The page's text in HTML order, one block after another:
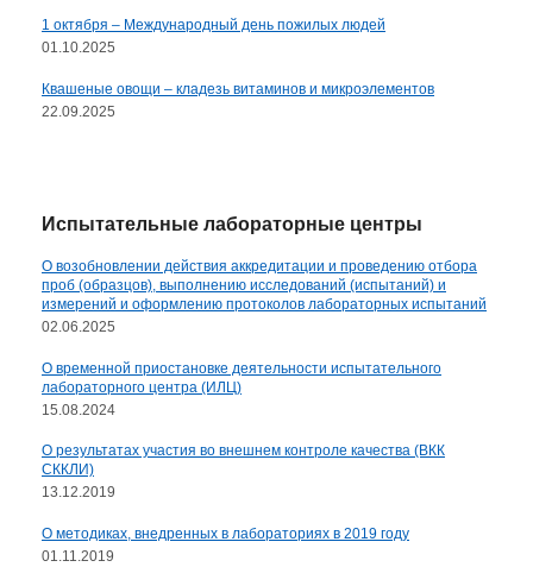
1 октября – Международный день пожилых людей
01.10.2025
Квашеные овощи – кладезь витаминов и микроэлементов
22.09.2025
Испытательные лабораторные центры
О возобновлении действия аккредитации и проведению отбора
проб (образцов), выполнению исследований (испытаний) и
измерений и оформлению протоколов лабораторных испытаний
02.06.2025
О временной приостановке деятельности испытательного
лабораторного центра (ИЛЦ)
15.08.2024
О результатах участия во внешнем контроле качества (ВКК
СККЛИ)
13.12.2019
О методиках, внедренных в лабораториях в 2019 году
01.11.2019